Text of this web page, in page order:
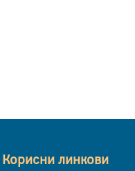
Корисни линкови